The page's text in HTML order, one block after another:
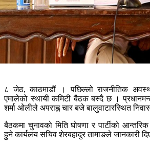
८ जेठ, काठमाडौं । पछिल्लो राजनीतिक
एमालेको स्थायी कमिटी बैठक बस्दै छ ।
शर्मा ओलीले अपराह्न चार बजे बालुवाटारस्थित
बैठकमा चुनावको मिति घोषणा र पार्टीको
हुने कार्यलय सचिव शेरबहादुर तामाङले जानकारी